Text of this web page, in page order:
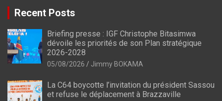
Recent Posts
Briefing presse : IGF Christophe Bitasimwa
dévoile les priorités de son Plan stratégique
2026-2028
05/08/2026 Jimmy BOKAMA
La C64 boycotte l’invitation du président Sassou
et refuse le déplacement à Brazzaville